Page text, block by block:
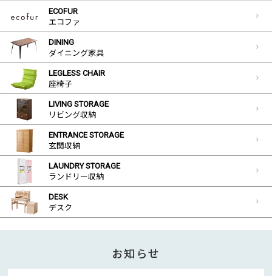
ECOFUR
エコファ
DINING
ダイニング家具
LEGLESS CHAIR
座椅子
LIVING STORAGE
リビング収納
ENTRANCE STORAGE
玄関収納
LAUNDRY STORAGE
ランドリー収納
DESK
デスク
お知らせ